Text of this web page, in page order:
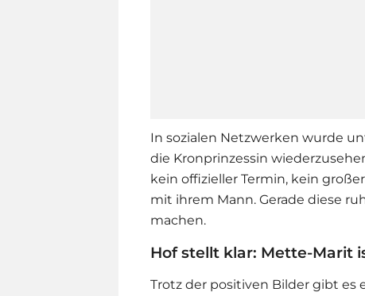
In sozialen Netzwerken wurde
die Kronprinzessin
kein offizieller Termin, kein
mit ihrem Mann. Gerade diese
machen.
Hof stellt klar: Mette-Marit
Trotz der positiven Bilder gibt es